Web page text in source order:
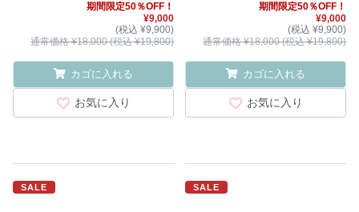
期間限定50％OFF！
¥9,000
(税込 ¥9,900)
通常価格 ¥18,000 (税込 ¥19,800)
カゴに入れる
お気に入り
期間限定50％OFF！
¥9,000
(税込 ¥9,900)
通常価格 ¥18,000 (税込 ¥19,800)
カゴに入れる
お気に入り
SALE SALE